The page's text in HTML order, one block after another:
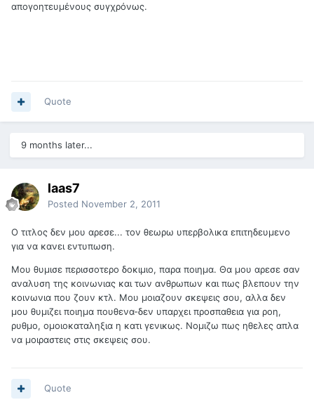
απογοητευμένους συγχρόνως.
Quote
9 months later...
laas7
Posted November 2, 2011
Ο τιτλος δεν μου αρεσε... τον θεωρω υπερβολικα επιτηδευμενο
για να κανει εντυπωση.
Μου θυμισε περισσοτερο δοκιμιο, παρα ποιημα. Θα μου αρεσε σαν
αναλυση της κοινωνιας και των ανθρωπων και πως βλεπουν την
κοινωνια που ζουν κτλ. Μου μοιαζουν σκεψεις σου, αλλα δεν
μου θυμιζει ποιημα πουθενα-δεν υπαρχει προσπαθεια για ροη,
ρυθμο, ομοιοκαταληξια η κατι γενικως. Νομιζω πως ηθελες απλα
να μοιραστεις στις σκεψεις σου.
Quote